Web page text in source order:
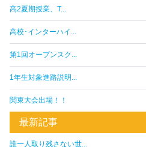
高2夏期授業、T...
高校･インターハイ...
第1回オープンスク...
1年生対象進路説明...
関東大会出場！！
最新記事
誰一人取り残さない世...